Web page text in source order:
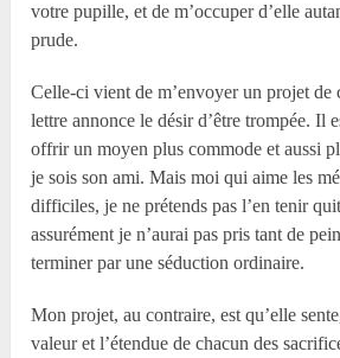
votre pupille, et de m’occuper d’elle
prude.
Celle-ci vient de m’envoyer un projet de
lettre annonce le désir d’être trompée. Il
offrir un moyen plus commode et aussi
je sois son ami. Mais moi qui aime les
difficiles, je ne prétends pas l’en tenir
assurément je n’aurai pas pris tant de
terminer par une séduction ordinaire.
Mon projet, au contraire, est qu’elle
valeur et l’étendue de chacun des